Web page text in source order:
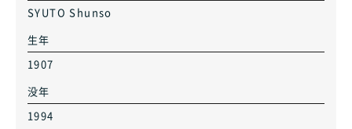
SYUTO Shunso
生年
1907
没年
1994